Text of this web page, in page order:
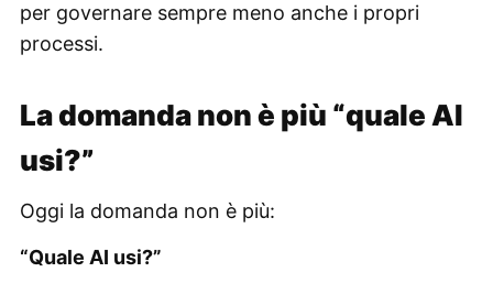
per governare sempre meno anche i propri
processi.
La domanda non è più “quale AI
usi?”
Oggi la domanda non è più:
“Quale AI usi?”